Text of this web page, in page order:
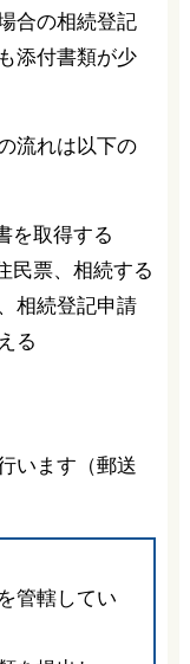
合の相続登記
添付書類が少
流れは以下の
を取得する
民票、相続する
相続登記申請
る
います（郵送
管轄してい